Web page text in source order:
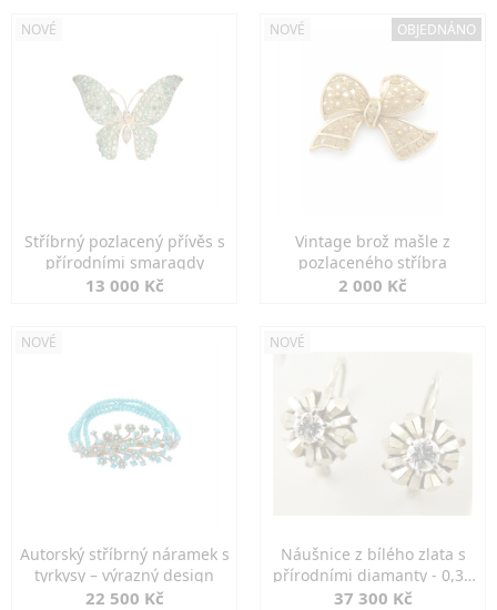
NOVÉ
Stříbrný pozlacený přívěs s
přírodními smaragdy
13 000 Kč
NOVÉ OBJEDNÁNO
Vintage brož mašle z
pozlaceného stříbra
2 000 Kč
NOVÉ
Autorský stříbrný náramek s
tyrkysy – výrazný design
22 500 Kč
NOVÉ
Náušnice z bílého zlata s
přírodními diamanty - 0,30
ct
37 300 Kč